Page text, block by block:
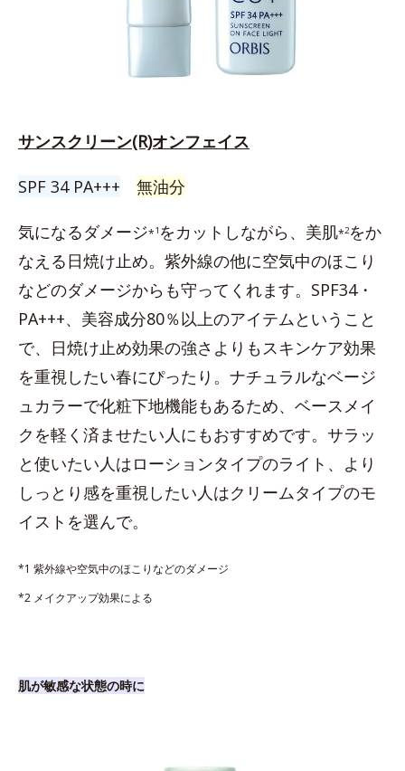
サンスクリーン(R)オンフェイス
SPF 34 PA+++ 無油分
気になるダメージ*1 をカットしながら、美肌*2をか
なえる日焼け止め。紫外線の他に空気中のほこり
などのダメージからも守ってくれます。SPF34・
PA+++、美容成分80％以上のアイテムということ
で、日焼け止め効果の強さよりもスキンケア効果
を重視したい春にぴったり。ナチュラルなベージ
ュカラーで化粧下地機能もあるため、ベースメイ
クを軽く済ませたい人にもおすすめです。サラッ
と使いたい人はローションタイプのライト、より
しっとり感を重視したい人はクリームタイプのモ
イストを選んで。
*1 紫外線や空気中のほこりなどのダメージ
*2 メイクアップ効果による
肌が敏感な状態の時に